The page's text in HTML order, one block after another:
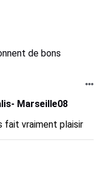
de bons
Marseille08
fait vraiment plaisir